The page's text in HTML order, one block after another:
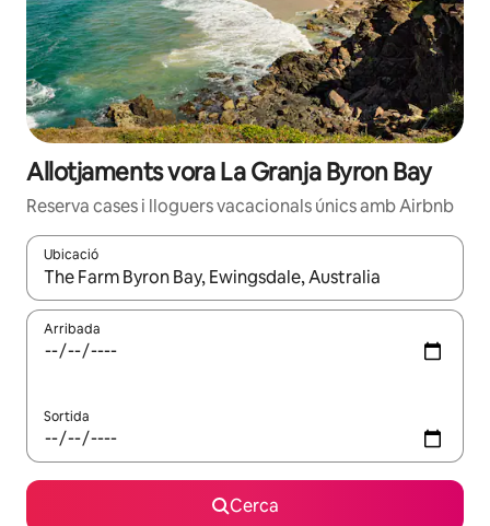
Allotjaments vora La Granja Byron Bay
Reserva cases i lloguers vacacionals únics amb Airbnb
Ubicació
Quan els resultats estiguin disponibles, podràs navegar-hi a
Arribada
Sortida
Cerca